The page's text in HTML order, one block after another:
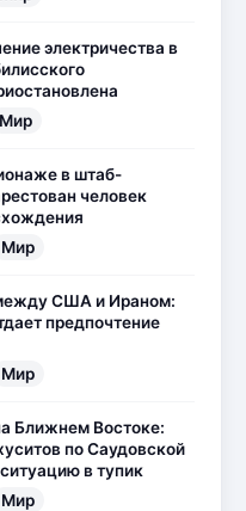
электричества в
Мир
в штаб-
человек
Мир
США и Ираном:
предпочтение
Мир
Ближнем Востоке:
по Саудовской
в тупик
Мир